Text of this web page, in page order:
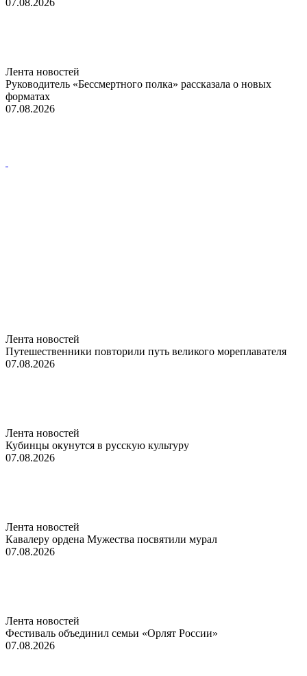
Лента новостей
Руководитель «Бессмертного полка» рассказала о новых
форматах
07.08.2026
Лента новостей
Путешественники повторили путь великого мореплавателя
07.08.2026
Лента новостей
Кубинцы окунутся в русскую культуру
07.08.2026
Лента новостей
Кавалеру ордена Мужества посвятили мурал
07.08.2026
Лента новостей
Фестиваль объединил семьи «Орлят России»
07.08.2026